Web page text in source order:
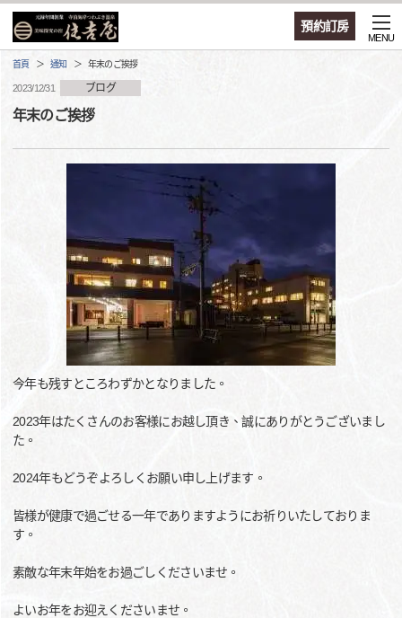
預約訂房
MENU
首頁 通知 年末のご挨拶
2023/12/31 ブログ
年末のご挨拶
今年も残すところわずかとなりました。
2023年はたくさんのお客様にお越し頂き、誠にありがとうございまし
た。
2024年もどうぞよろしくお願い申し上げます。
皆様が健康で過ごせる一年でありますようにお祈りいたしておりま
す。
素敵な年末年始をお過ごしくださいませ。
よいお年をお迎えくださいませ。